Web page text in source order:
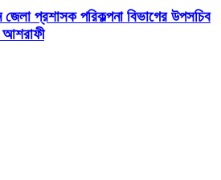
জেলা প্রশাসক পরিকল্পনা বিভাগের উপসচিব
আশরাফী